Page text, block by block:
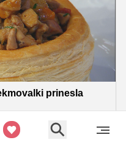
prinesla
s svojim kunčjim